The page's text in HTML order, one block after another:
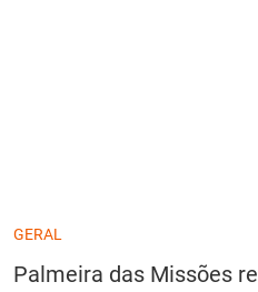
GERAL
Palmeira das Missões